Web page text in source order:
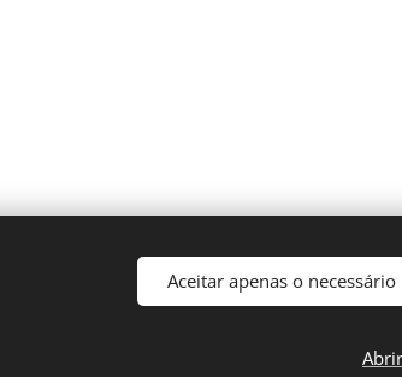
Aceitar apenas o necessário